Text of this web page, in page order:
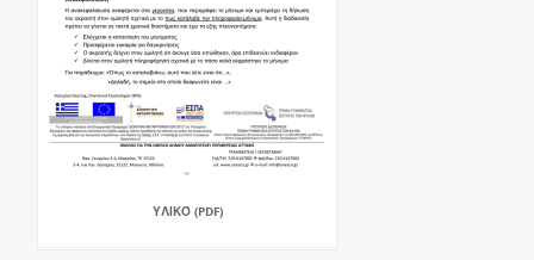
ΥΛΙΚΌ (PDF)